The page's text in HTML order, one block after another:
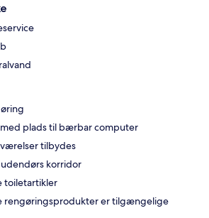
plads til bærbar computer
tilbydes
korridor
toiletartikler
rengøringsprodukter er tilgængelige